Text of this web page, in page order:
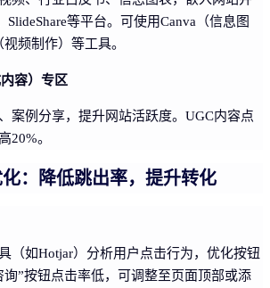
SlideShare等平台。可使用Canva（信息图
频制作）等工具。
容）专区
案例分享，提升网站活跃度。UGC内容点
20%。
：降低跳出率，提升转化
（如Hotjar）分析用户点击行为，优化按钮
询”按钮点击率低，可调整至页面顶部或添